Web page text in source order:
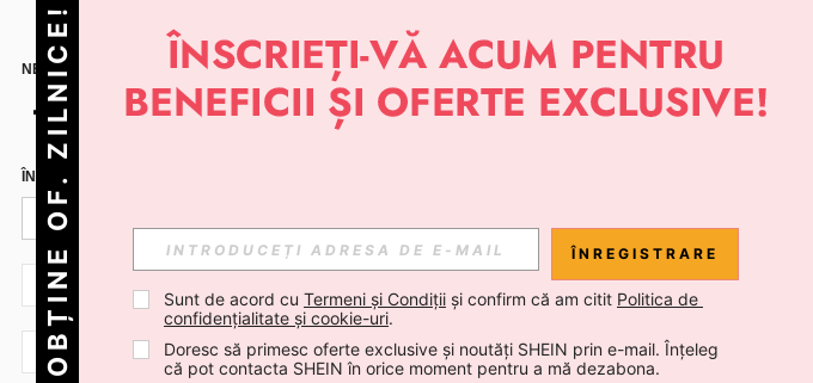
NE GĂSEȘTI PE APLICAȚIE
ÎNREGISTREAZĂ-TE PENTRU A PRIMI NOUTĂȚI DESPRE STIL DE LA SHEIN
RO + 40 Abonare
RO + 40 Abonare
OBȚINE OF. ZILNICE! ÎNREGISTRARE
Sunt de acord cu Termeni și Condiții și confirm că am citit Politica de
confidențialitate și cookie-uri.
Doresc să primesc oferte exclusive și noutăți SHEIN prin e-mail. Înțeleg
că pot contacta SHEIN în orice moment pentru a mă dezabona.